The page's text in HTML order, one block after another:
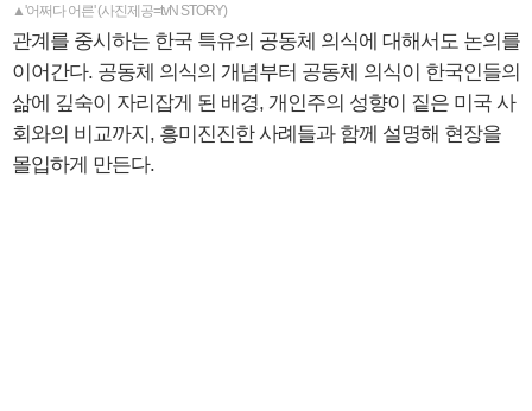
▲'어쩌다 어른' (사진제공=tvN STORY)
관계를 중시하는 한국 특유의 공동체 의식에 대해서도 논의를
이어간다. 공동체 의식의 개념부터 공동체 의식이 한국인들의
삶에 깊숙이 자리잡게 된 배경, 개인주의 성향이 짙은 미국 사
회와의 비교까지, 흥미진진한 사례들과 함께 설명해 현장을
몰입하게 만든다.